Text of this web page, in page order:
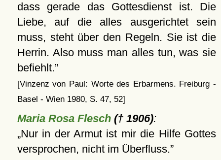
dass gerade das Gottesdienst ist. Die
Liebe, auf die alles ausgerichtet sein
muss, steht über den Regeln. Sie ist die
Herrin. Also muss man alles tun, was sie
befiehlt.
[Vinzenz von Paul: Worte des Erbarmens. Freiburg -
Basel - Wien 1980, S. 47, 52]
Maria Rosa Flesch(† 1906):
Nur in der Armut ist mir die Hilfe Gottes
versprochen, nicht im Überfluss.